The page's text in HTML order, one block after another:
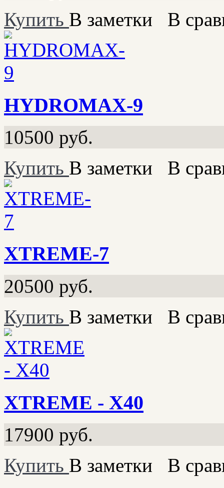
Купить В заметки В
HYDROMAX-9
10500 руб.
Купить В заметки В
XTREME-7
20500 руб.
Купить В заметки В
XTREME - X40
17900 руб.
Купить В заметки В